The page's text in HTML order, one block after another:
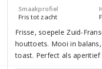
Smaakprofiel
Fris tot zacht
Frisse, soepele Zuid-
houttoets. Mooi in
toast. Perfect als